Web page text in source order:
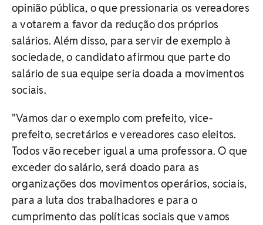
opinião pública, o que pressionaria os vereadores
a votarem a favor da redução dos próprios
salários. Além disso, para servir de exemplo à
sociedade, o candidato afirmou que parte do
salário de sua equipe seria doada a movimentos
sociais.
"Vamos dar o exemplo com prefeito, vice-
prefeito, secretários e vereadores caso eleitos.
Todos vão receber igual a uma professora. O que
exceder do salário, será doado para as
organizações dos movimentos operários, sociais,
para a luta dos trabalhadores e para o
cumprimento das políticas sociais que vamos